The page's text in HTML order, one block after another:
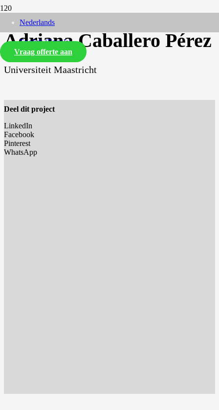
Nederlands
English(Engels)
Vraag offerte aan
Adriana Caballero Pérez
Universiteit Maastricht
Deel dit project
LinkedIn
Facebook
Pinterest
WhatsApp